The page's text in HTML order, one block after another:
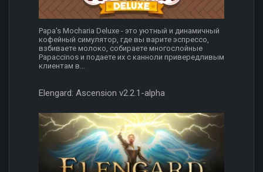
Papa's Mocharia Deluxe - это уютный и динамичный
кофейный симулятор, где вы варите эспрессо,
взбиваете молоко, собираете многослойные
Papaccinos и подаете их с канноли привередливым
клиентам в...
Elengard: Ascension v2.2.1-alpha